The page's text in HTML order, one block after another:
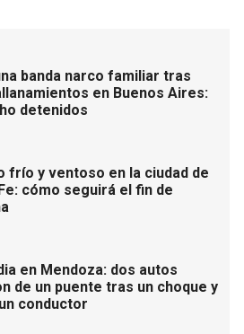
banda narco familiar tras
en Buenos Aires:
detenidos
frío y ventoso en la ciudad de
cómo seguirá el fin de
en Mendoza: dos autos
de un puente tras un choque y
conductor